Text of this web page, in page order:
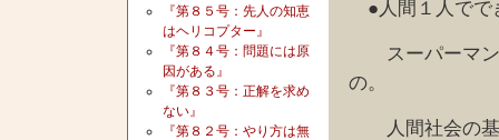
『第８５号：先人の知恵
はヘリコプター』
『第８４号：問題には原
因がある』
『第８３号：正解を求め
ない』
『第８２号：やり方は無
●人間１人でで
スーパーマン
の。
人間社会の基